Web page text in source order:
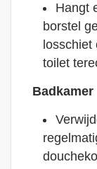
Hangt
borstel
toilet
Badkamer